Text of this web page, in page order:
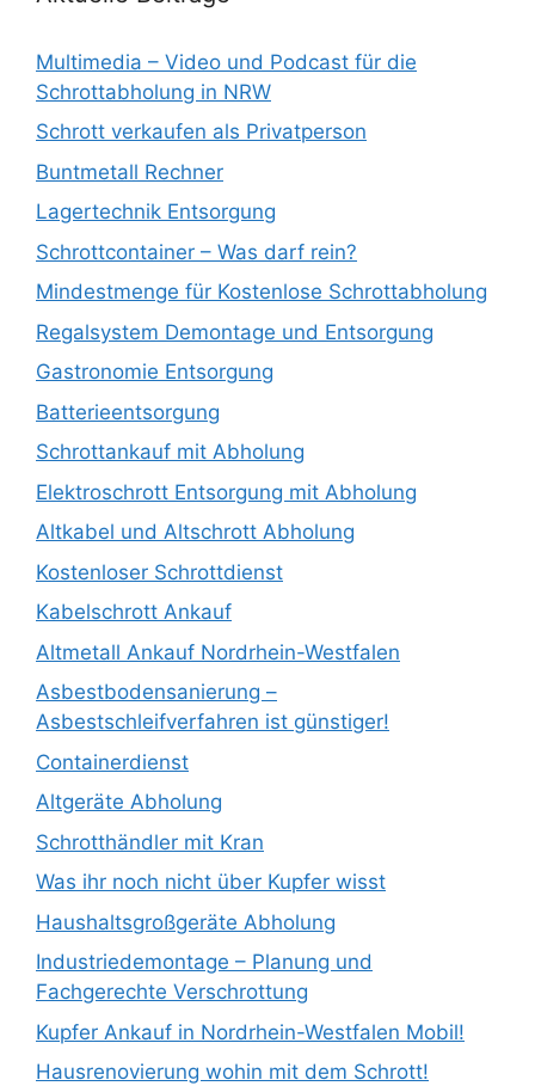
Multimedia – Video und Podcast für die
Schrottabholung in NRW
Schrott verkaufen als Privatperson
Buntmetall Rechner
Lagertechnik Entsorgung
Schrottcontainer – Was darf rein?
Mindestmenge für Kostenlose Schrottabholung
Regalsystem Demontage und Entsorgung
Gastronomie Entsorgung
Batterieentsorgung
Schrottankauf mit Abholung
Elektroschrott Entsorgung mit Abholung
Altkabel und Altschrott Abholung
Kostenloser Schrottdienst
Kabelschrott Ankauf
Altmetall Ankauf Nordrhein-Westfalen
Asbestbodensanierung –
Asbestschleifverfahren ist günstiger!
Containerdienst
Altgeräte Abholung
Schrotthändler mit Kran
Was ihr noch nicht über Kupfer wisst
Haushaltsgroßgeräte Abholung
Industriedemontage – Planung und
Fachgerechte Verschrottung
Kupfer Ankauf in Nordrhein-Westfalen Mobil!
Hausrenovierung wohin mit dem Schrott!